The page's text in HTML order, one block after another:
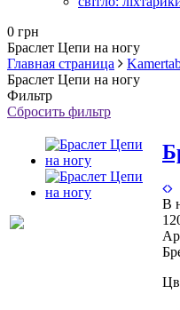
0 грн
Браслет Цепи на ногу
Главная страница
Браслет Цепи на ногу
Фильтр
Сбросить фильтр
В